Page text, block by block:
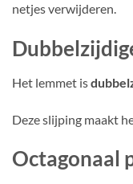
netjes verwijderen.
Het lemmet is
Deze slijping maakt
Octagonaal